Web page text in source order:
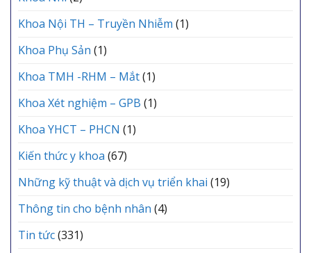
Khoa Nội TH – Truyền Nhiễm (1)
Khoa Phụ Sản (1)
Khoa TMH -RHM – Mắt(1)
Khoa Xét nghiệm – GPB (1)
Khoa YHCT – PHCN (1)
Kiến thức y khoa (67)
Những kỹ thuật và dịch vụ triển khai (19)
Thông tin cho bệnh nhân (4)
Tin tức(331)